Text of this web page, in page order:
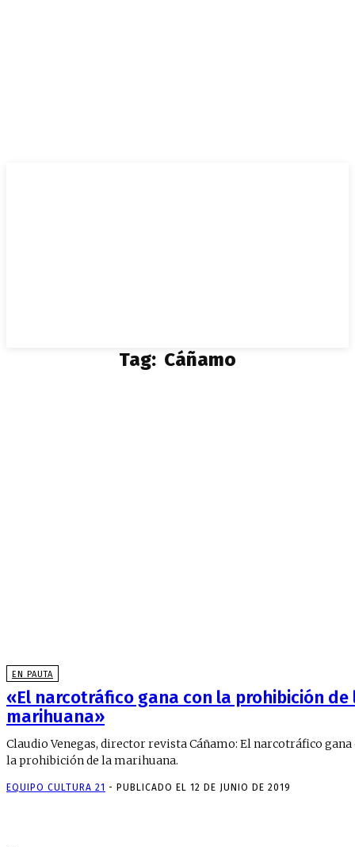
Tag: Cáñamo
EN PAUTA
«El narcotráfico gana con la prohibición de
marihuana»
Claudio Venegas, director revista Cáñamo: El narcotráfico gana
la prohibición de la marihuana.
EQUIPO CULTURA 21 - PUBLICADO EL 12 DE JUNIO DE 2019